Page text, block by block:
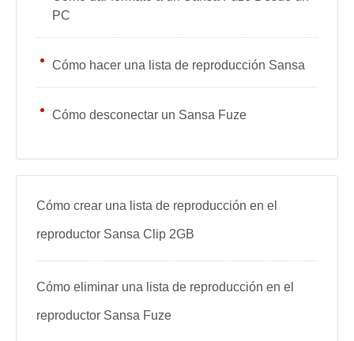
PC
Cómo hacer una lista de reproducción Sansa
Cómo desconectar un Sansa Fuze
Cómo crear una lista de reproducción en el
reproductor Sansa Clip 2GB
Cómo eliminar una lista de reproducción en el
reproductor Sansa Fuze